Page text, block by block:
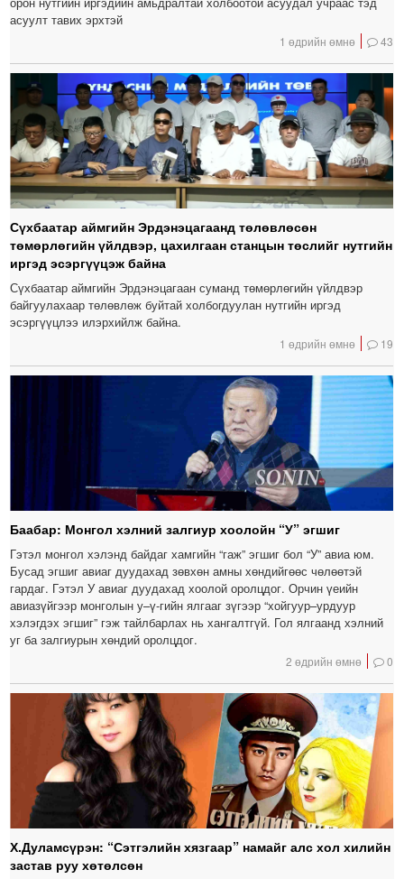
асуулт тавих эрхтэй
1 өдрийн өмнө 43
Сүхбаатар аймгийн Эрдэнэцагаанд төлөвлөсөн
төмөрлөгийн үйлдвэр, цахилгаан станцын төслийг нутгийн
иргэд эсэргүүцэж байна
Сүхбаатар аймгийн Эрдэнэцагаан суманд төмөрлөгийн үйлдвэр
байгуулахаар төлөвлөж буйтай холбогдуулан нутгийн иргэд
эсэргүүцлээ илэрхийлж байна.
1 өдрийн өмнө 19
Баабар: Монгол хэлний залгиур хоолойн “У” эгшиг
Гэтэл монгол хэлэнд байдаг хамгийн “гаж” эгшиг бол “У” авиа юм.
Бусад эгшиг авиаг дуудахад зөвхөн амны хөндийгөөс чөлөөтэй
гардаг. Гэтэл У авиаг дуудахад хоолой оролцдог. Орчин үеийн
авиазүйгээр монголын у–ү-гийн ялгааг зүгээр “хойгуур–урдуур
хэлэгдэх эгшиг” гэж тайлбарлах нь хангалтгүй. Гол ялгаанд хэлний
уг ба залгиурын хөндий оролцдог.
2 өдрийн өмнө 0
Х.Дуламсүрэн: “Сэтгэлийн хязгаар” намайг алс хол хилийн
застав руу хөтөлсөн